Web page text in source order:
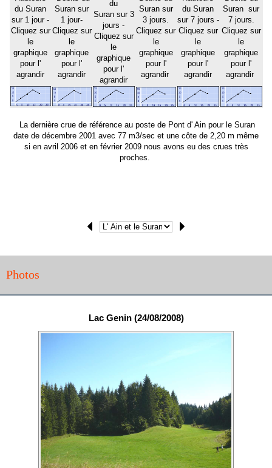
du Suran
sur 1 jour -
Cliquez sur
le
graphique
pour l'
agrandir
Suran sur
1 jour-
Cliquez sur
le
graphique
pour l'
agrandir
du
Suran sur 3
jours -
Cliquez sur
le
graphique
pour l'
agrandir
Suran sur
3 jours.
Cliquez sur
le
graphique
pour l'
agrandir
du Suran
sur 7 jours -
Cliquez sur
le
graphique
pour l'
agrandir
Suran sur
7 jours.
Cliquez sur
le
graphique
pour l'
agrandir
La dernière crue de référence au poste de Pont d' Ain pour le Suran
date de décembre 2001 avec 77 m3/sec et une côte de 2,20 m même
si en avril 2006 et en février 2009 nous avons eu des crues très
proches.
Photos
Lac Genin (24/08/2008)